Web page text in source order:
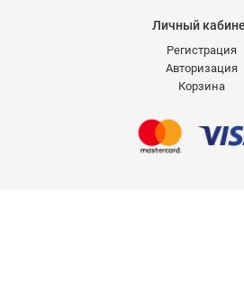
Личный
Регистрация
Авторизация
Корзина